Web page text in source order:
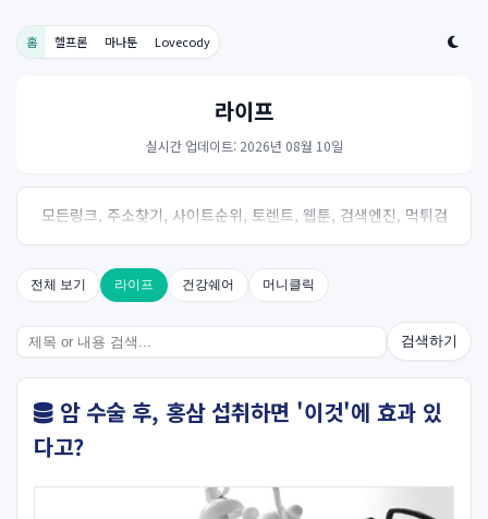
홈 헬프론 마나툰 Lovecody
라이프
실시간 업데이트: 2026년 08월 10일
모든링크, 주소찾기, 사이트순위, 토렌트, 웹툰, 검색엔진, 먹튀검
증, 스포츠, 드라마, 커뮤니티 링크사이트! 여기여
전체 보기 라이프 건강쉐어 머니클릭
검색하기
암 수술 후, 홍삼 섭취하면 '이것'에 효과 있
다고?